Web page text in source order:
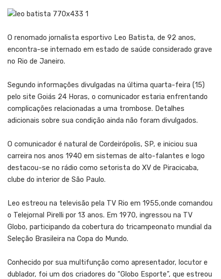
O renomado jornalista esportivo Leo Batista, de 92 anos,
encontra-se internado em estado de saúde considerado grave
no Rio de Janeiro.
Segundo informações divulgadas na última quarta-feira (15)
pelo site Goiás 24 Horas, o comunicador estaria enfrentando
complicações relacionadas a uma trombose. Detalhes
adicionais sobre sua condição ainda não foram divulgados.
O comunicador é natural de Cordeirópolis, SP, e iniciou sua
carreira nos anos 1940 em sistemas de alto-falantes e logo
destacou-se no rádio como setorista do XV de Piracicaba,
clube do interior de São Paulo.
Leo estreou na televisão pela TV Rio em 1955,onde comandou
o Telejornal Pirelli por 13 anos. Em 1970, ingressou na TV
Globo, participando da cobertura do tricampeonato mundial da
Seleção Brasileira na Copa do Mundo.
Conhecido por sua multifunção como apresentador, locutor e
dublador, foi um dos criadores do “Globo Esporte”, que estreou